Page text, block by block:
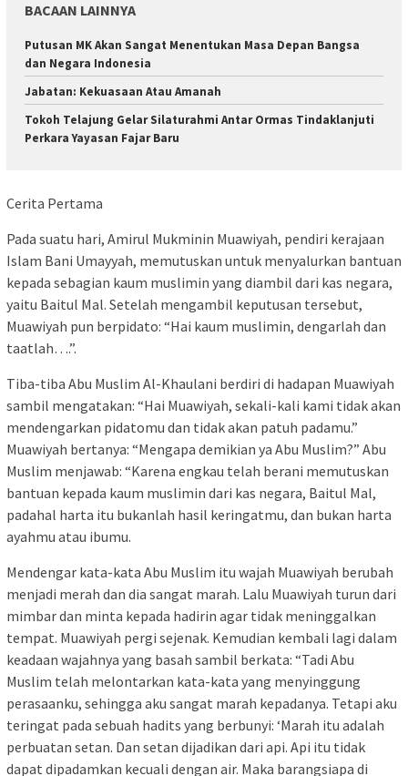
BACAAN LAINNYA
Putusan MK Akan Sangat Menentukan Masa Depan Bangsa
dan Negara Indonesia
Jabatan: Kekuasaan Atau Amanah
Tokoh Telajung Gelar Silaturahmi Antar Ormas Tindaklanjuti
Perkara Yayasan Fajar Baru
Cerita Pertama
Pada suatu hari, Amirul Mukminin Muawiyah, pendiri kerajaan
Islam Bani Umayyah, memutuskan untuk menyalurkan bantuan
kepada sebagian kaum muslimin yang diambil dari kas negara,
yaitu Baitul Mal. Setelah mengambil keputusan tersebut,
Muawiyah pun berpidato: “Hai kaum muslimin, dengarlah dan
taatlah….”.
Tiba-tiba Abu Muslim Al-Khaulani berdiri di hadapan Muawiyah
sambil mengatakan: “Hai Muawiyah, sekali-kali kami tidak akan
mendengarkan pidatomu dan tidak akan patuh padamu.”
Muawiyah bertanya: “Mengapa demikian ya Abu Muslim?” Abu
Muslim menjawab: “Karena engkau telah berani memutuskan
bantuan kepada kaum muslimin dari kas negara, Baitul Mal,
padahal harta itu bukanlah hasil keringatmu, dan bukan harta
ayahmu atau ibumu.
Mendengar kata-kata Abu Muslim itu wajah Muawiyah berubah
menjadi merah dan dia sangat marah. Lalu Muawiyah turun dari
mimbar dan minta kepada hadirin agar tidak meninggalkan
tempat. Muawiyah pergi sejenak. Kemudian kembali lagi dalam
keadaan wajahnya yang basah sambil berkata: “Tadi Abu
Muslim telah melontarkan kata-kata yang menyinggung
perasaanku, sehingga aku sangat marah kepadanya. Tetapi aku
teringat pada sebuah hadits yang berbunyi: ‘Marah itu adalah
perbuatan setan. Dan setan dijadikan dari api. Api itu tidak
dapat dipadamkan kecuali dengan air. Maka barangsiapa di